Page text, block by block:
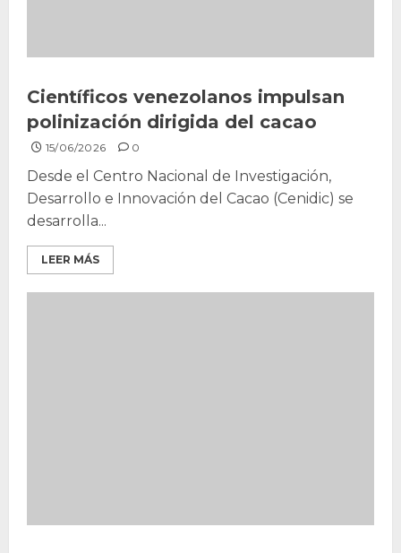
Científicos venezolanos impulsan
polinización dirigida del cacao
15/06/2026 0
Desde el Centro Nacional de Investigación,
Desarrollo e Innovación del Cacao (Cenidic) se
desarrolla...
LEER MÁS